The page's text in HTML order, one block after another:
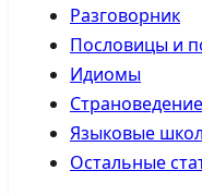
Разговорник
Пословицы и
Идиомы
Страноведение
Языковые
Остальные